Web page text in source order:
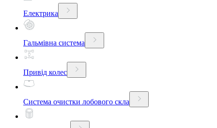
Електрика
Гальмівна система
Привід колес
Система очистки лобового скла